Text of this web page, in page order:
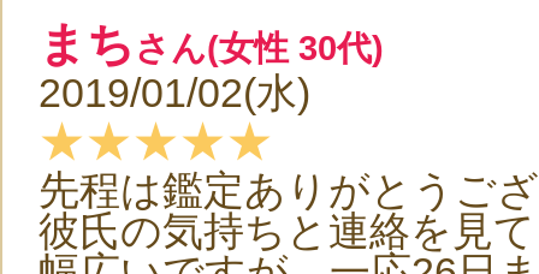
まち さん(女性 30代)
2019/01/02(水)
★★★★★
先程は鑑定ありがとうご
彼氏の気持ちと連絡を見